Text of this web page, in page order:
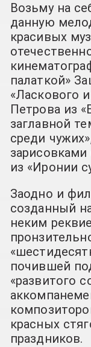
Возьму на
данную
красивых
палаткой»
«Ласкового
Петрова из
заглавной
среди
из «Иронии
Заодно и
созданный
неким
почившей
«развитого
красных
праздников.